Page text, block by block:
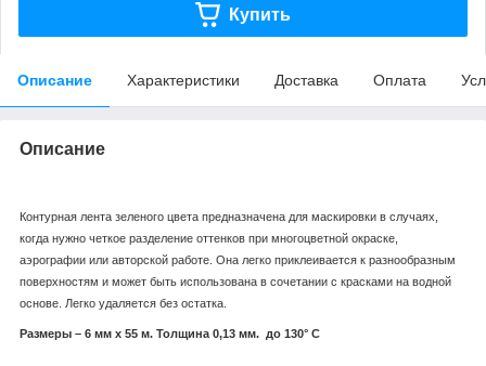
Купить
Описание Характеристики Доставка Оплата
Описание
Контурная лента зеленого цвета предназначена для маскировки в случаях,
когда нужно четкое разделение оттенков при многоцветной окраске,
аэрографии или авторской работе. Она легко приклеивается к разнообразным
поверхностям и может быть использована в сочетании с красками на водной
основе. Легко удаляется без остатка.
Размеры – 6 мм x 55 м. Толщина 0,13 мм. до 130° С